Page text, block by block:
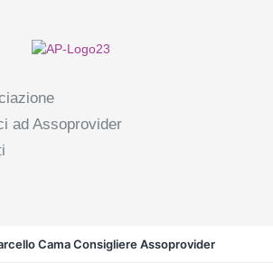
ad Assoprovider
Cama Consigliere Assoprovider